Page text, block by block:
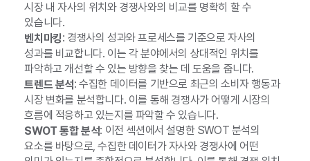
시장 내 자사의 위치와 경쟁사와의 비교를 명확히 할 수
있습니다.
벤치마킹: 경쟁사의 성과와 프로세스를 기준으로 자사의
성과를 비교합니다. 이는 각 분야에서의 상대적인 위치를
파악하고 개선할 수 있는 방향을 찾는 데 도움을 줍니다.
트렌드 분석: 수집한 데이터를 기반으로 최근의 소비자 행동과
시장 변화를 분석합니다. 이를 통해 경쟁사가 어떻게 시장의
흐름에 적응하고 있는지를 파악할 수 있습니다.
SWOT 통합 분석: 이전 섹션에서 설명한 SWOT 분석의
요소를 바탕으로, 수집한 데이터가 자사와 경쟁사에 어떤